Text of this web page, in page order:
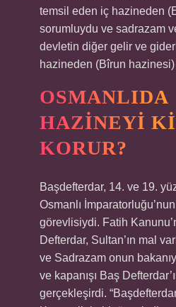
temsil eden iç hazineden
sorumluydu ve sadrazam
devletin diğer gelir ve
hazineden (Bîrun
OSMANLIDA
HAZINEYI
KORUR?
Başdefterdar, 14. ve 19.
Osmanlı
görevlisiydi. Fatih
Defterdar, Sultan’ın mal
ve Sadrazam onun
ve kapanışı Baş
gerçekleşirdi.